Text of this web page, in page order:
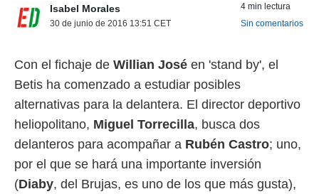
ya sean
nuestros
y análisis
en
así como
perfil
y
en
más
Isabel Morales
30 de junio de 2016 13:51 CET
4 min lectura
Sin comentarios
Con el fichaje de Willian José en 'stand by', el
Betis ha comenzado a estudiar posibles
alternativas para la delantera. El director deportivo
heliopolitano, Miguel Torrecilla, busca dos
delanteros para acompañar a Rubén Castro; uno,
por el que se hará una importante inversión
(Diaby, del Brujas, es uno de los que más gusta),